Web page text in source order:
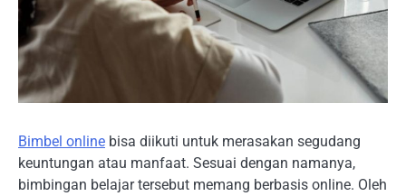
Bimbel online bisa diikuti untuk merasakan segudang
keuntungan atau manfaat. Sesuai dengan namanya,
bimbingan belajar tersebut memang berbasis online. Oleh